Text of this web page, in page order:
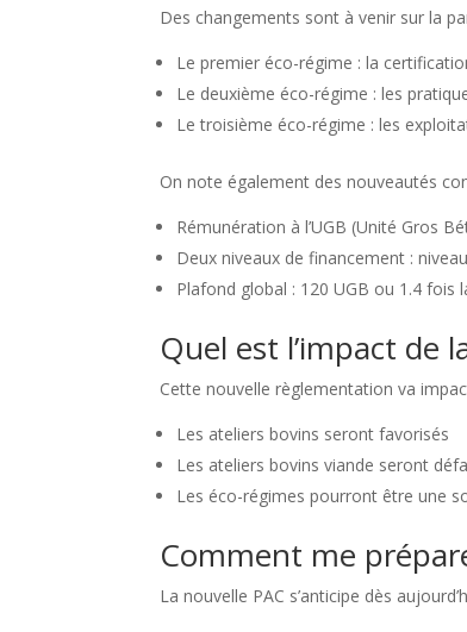
Des changements sont à venir sur la
Le premier éco-régime : la
Le deuxième éco-régime : les
Le troisième éco-régime : les
On note également des nouveautés
Rémunération à l’UGB (Unité Gros
Deux niveaux de financement :
Plafond global : 120 UGB ou 1.4 fois
Quel est l’impact de
Cette nouvelle règlementation va
Les ateliers bovins seront favorisés
Les ateliers bovins viande seront
Les éco-régimes pourront être une
Comment me
La nouvelle PAC s’anticipe dès